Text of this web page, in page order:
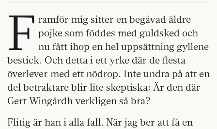
F ramför mig sitter en begåvad äldre
pojke som föddes med guldsked och
nu fått ihop en hel uppsättning gyllene
bestick. Och detta i ett yrke där de flesta
överlever med ett nödrop. Inte undra på att en
del betraktare blir lite skeptiska: Är den där
Gert Wingårdh verkligen så bra?
Flitig är han i alla fall. När jag ber att få en